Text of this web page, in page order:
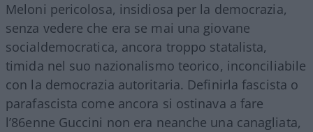
Meloni pericolosa, insidiosa per la democrazia,
senza vedere che era se mai una giovane
socialdemocratica, ancora troppo statalista,
timida nel suo nazionalismo teorico, inconciliabile
con la democrazia autoritaria. Definirla fascista o
parafascista come ancora si ostinava a fare
l’86enne Guccini non era neanche una canagliata,